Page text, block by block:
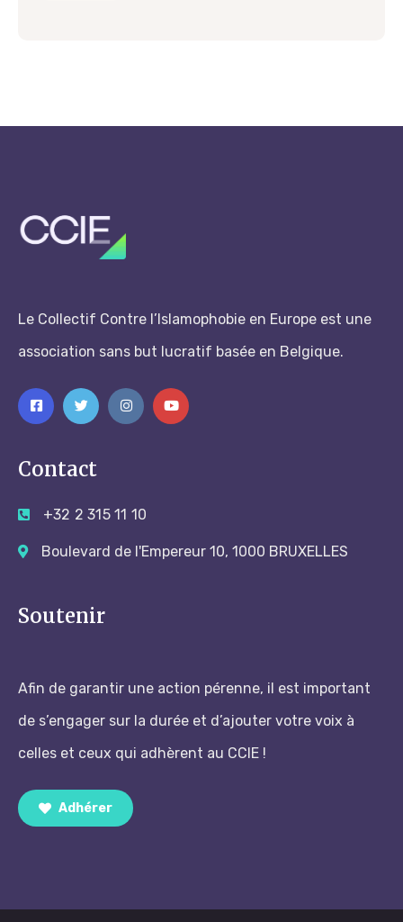
Le Collectif Contre l’Islamophobie en Europe est une
association sans but lucratif basée en Belgique.
Contact
+32 2 315 11 10
Boulevard de l'Empereur 10, 1000 BRUXELLES
Soutenir
Afin de garantir une action pérenne, il est important
de s’engager sur la durée et d’ajouter votre voix à
celles et ceux qui adhèrent au CCIE !
Adhérer